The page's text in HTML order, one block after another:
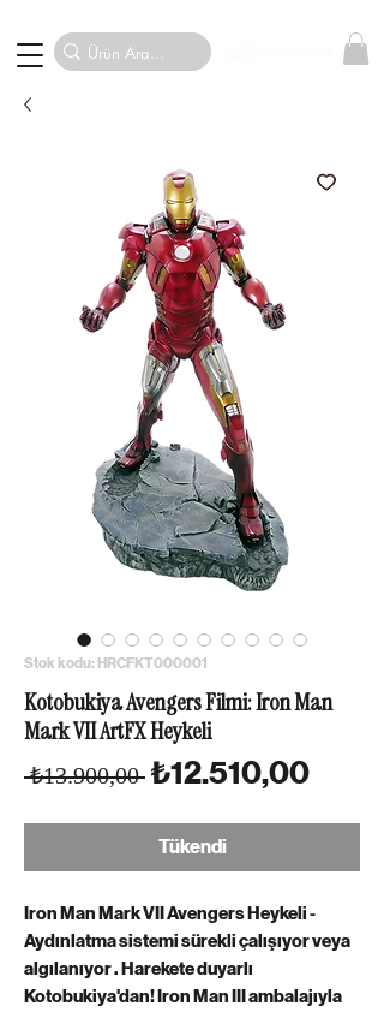
Stok kodu: HRCFKT000001
Kotobukiya Avengers Filmi: Iron Man
Mark VII ArtFX Heykeli
₺13.900,00 Normal Fiyat
₺12.510,00
Tükendi
Iron Man Mark VII Avengers Heykeli -
Aydınlatma sistemi sürekli çalışıyor veya
algılanıyor . Harekete duyarlı
Kotobukiya'dan! Iron Man III ambalajıyla